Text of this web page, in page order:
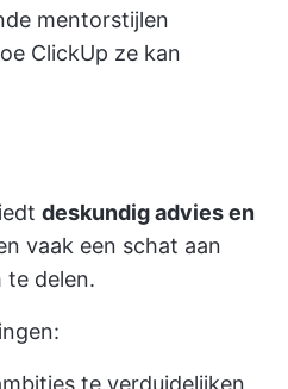
mentorstijlen
ClickUp ze kan
deskundig advies en
vaak een schat aan
te delen.
te verduidelijken